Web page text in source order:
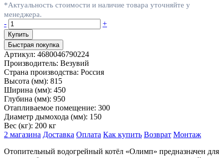
*Актуальность стоимости и наличие товара уточняйте у
менеджера.
-
+
Быстрая покупка
Артикул: 4680046790224
Производитель: Везувий
Страна производства: Россия
Высота (мм): 815
Ширина (мм): 450
Глубина (мм): 950
Отапливаемое помещение: 300
Диаметр дымохода (мм): 150
Вес (кг): 200 кг
2 магазина Доставка Оплата Как купить Возврат Монтаж
Отопительный водогрейный котёл «Олимп» предназначен для